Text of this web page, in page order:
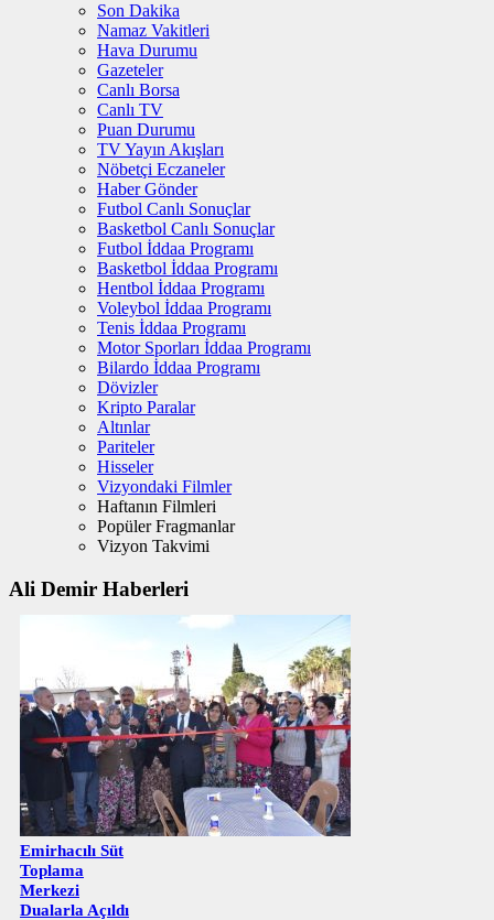
Son Dakika
Namaz Vakitleri
Hava Durumu
Gazeteler
Canlı Borsa
Canlı TV
Puan Durumu
TV Yayın Akışları
Nöbetçi Eczaneler
Haber Gönder
Futbol Canlı Sonuçlar
Basketbol Canlı Sonuçlar
Futbol İddaa Programı
Basketbol İddaa Programı
Hentbol İddaa Programı
Voleybol İddaa Programı
Tenis İddaa Programı
Motor Sporları İddaa Programı
Bilardo İddaa Programı
Dövizler
Kripto Paralar
Altınlar
Pariteler
Hisseler
Vizyondaki Filmler
Haftanın Filmleri
Popüler Fragmanlar
Vizyon Takvimi
Ali Demir Haberleri
Emirhacılı Süt
Toplama
Merkezi
Dualarla Açıldı